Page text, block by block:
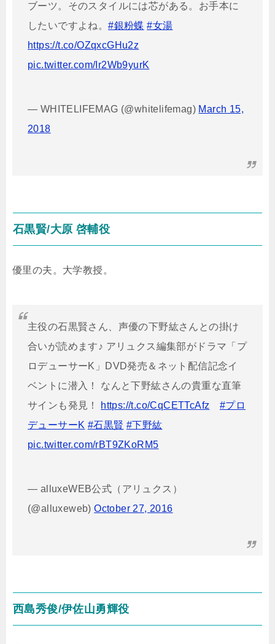
ブーツ。そのスタイルには芯がある。お手本に
したいですよね。#銀粉蝶 #女湯
https://t.co/OZqxcGHu2z
pic.twitter.com/Ir2Wb9yurK
— WHITELIFEMAG (@whitelifemag) March 15,
2018
石黒賢/大原 啓輔役
優里の夫。大学教授。
主役の石黒賢さん、声優の下野紘さんとの掛け
合いが読めます♪ アリュクス編集部がドラマ「プ
ロデューサーK」DVD発売＆ネット配信記念イ
ベントに潜入！ なんと下野紘さんの貴重な直筆
サインも発見！
https://t.co/CqCETTcAfz
#プロ
デューサーK #石黒賢 #下野紘
pic.twitter.com/rBT9ZKoRM5
— alluxeWEB公式（アリュクス）
(@alluxeweb)October 27, 2016
西島秀俊/伊佐山勇輝役